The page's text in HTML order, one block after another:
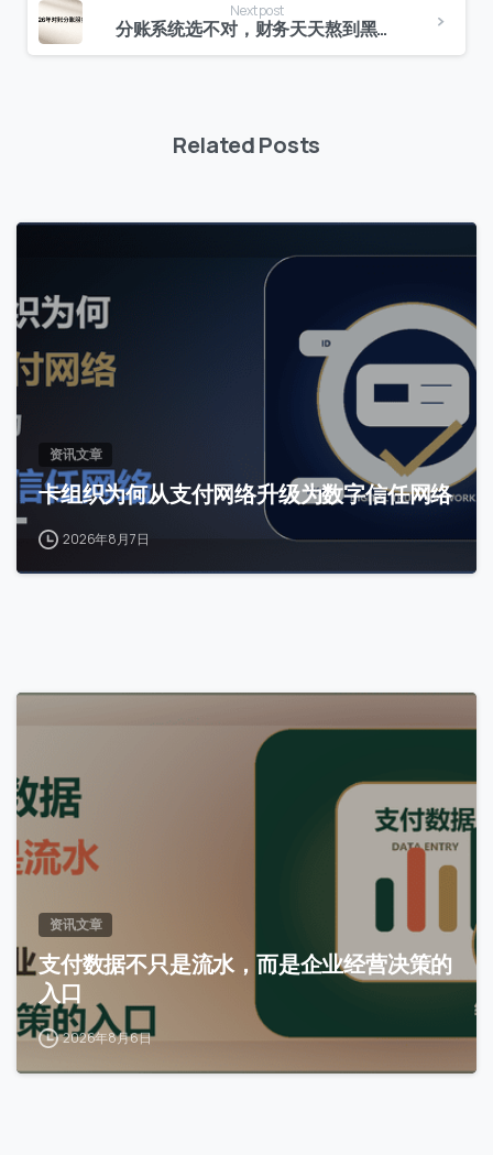
Next post
分账系统选不对，财务天天熬到黑！2026年对账分账服务商终极排雷
Related Posts
0
资讯文章
卡组织为何从支付网络升级为数字信任网络
2026年8月7日
0
资讯文章
支付数据不只是流水，而是企业经营决策的
入口
2026年8月6日